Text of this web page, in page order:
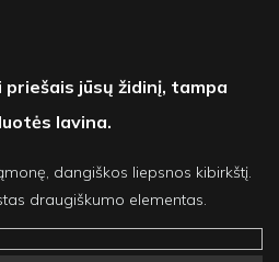
jūsų židinį, tampa
lavina.
dangiškos liepsnos kibirkštį.
draugiškumo elementas.